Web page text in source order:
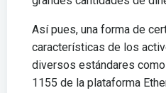
Así pues, una forma de
características de los
diversos estándares como
1155 de la plataforma